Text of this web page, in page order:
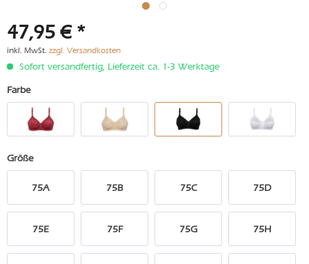
47,95 € *
inkl. MwSt. zzgl. Versandkosten
Sofort versandfertig, Lieferzeit ca. 1-3 Werktage
Farbe
Größe
75A 75B 75C 75D
75E 75F 75G 75H